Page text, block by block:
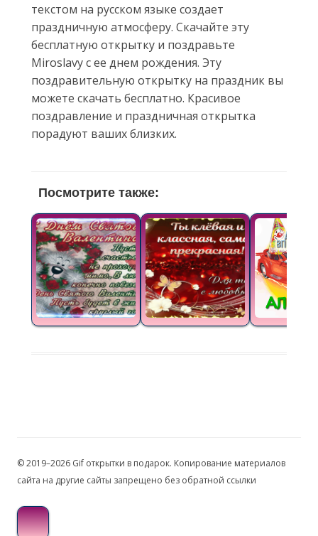
текстом на русском языке создает
праздничную атмосферу. Скачайте эту
бесплатную открытку и поздравьте
Miroslavу с ее днем рождения. Эту
поздравительную открытку на праздник вы
можете скачать бесплатно. Красивое
поздравление и праздничная открытка
порадуют ваших близких.
Посмотрите также:
© 2019–2026 Gif открытки в подарок. Копирование материалов
сайта на другие сайты запрещено без обратной ссылки